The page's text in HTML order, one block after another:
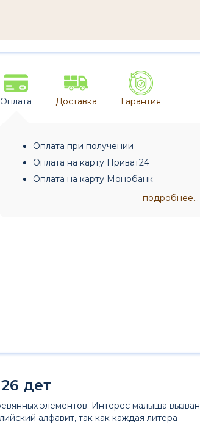
Оплата Доставка Гарантия
Оплата при получении
Оплата на карту Приват24
Оплата на карту Монобанк
подробнее...
дет
элементов. Интерес малыша вызван
алфавит, так как каждая литера